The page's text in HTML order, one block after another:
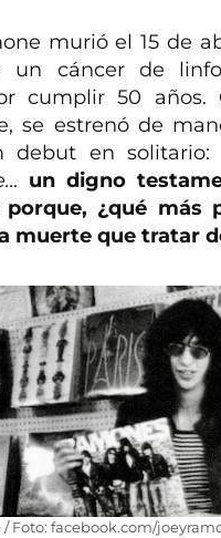
murió el 15 de
un cáncer de
cumplir 50 años.
se estrenó de
debut en solitario:
un digno
porque, ¿qué más
muerte que tratar
/ Foto: facebook.com/